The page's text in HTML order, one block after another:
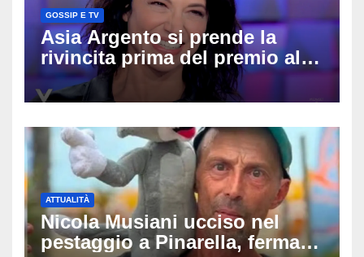
GOSSIP E TV
Asia Argento si prende la
rivincita prima del premio alla
carriera: «Mi chiamano
raccomandata e cagna»
ATTUALITÀ
Nicola Musiani ucciso nel
pestaggio a Pinarella, fermati